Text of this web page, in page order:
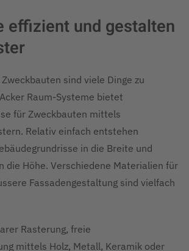
effizient und gestalten
sind viele Dinge zu
Raum-Systeme bietet
für Zweckbauten mittels
Relativ einfach entstehen
in die Breite und
die Höhe. Verschiedene Materialien für
Fassadengestaltung sind vielfach
Rasterung, freie
mittels Holz, Metall, Keramik oder